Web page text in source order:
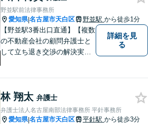
野並駅前法律事務所
愛知県|名古屋市天白区 野並駅 から徒歩1分
【野並駅3番出口直通】【複数
の不動産会社の顧問弁護士と
して立ち退き交渉の解決実績
被害者側に限る）、離婚、企
業及び個人事業主の顧問に関
する相談は初回相談無料で
詳細を見
る
林 翔太 弁護士
弁護士法人名古屋南部法律事務所 平針事務所
愛知県|名古屋市天白区 平針駅 から徒歩3分